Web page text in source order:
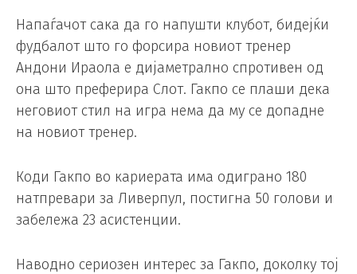
Напаѓачот сака да го напушти клубот, бидејќи
фудбалот што го форсира новиот тренер
Андони Ираола е дијаметрално спротивен од
она што преферира Слот. Гакпо се плаши дека
неговиот стил на игра нема да му се допадне
на новиот тренер.
Коди Гакпо во кариерата има одиграно 180
натпревари за Ливерпул, постигна 50 голови и
забележа 23 асистенции.
Наводно сериозен интерес за Гакпо, доколку тој